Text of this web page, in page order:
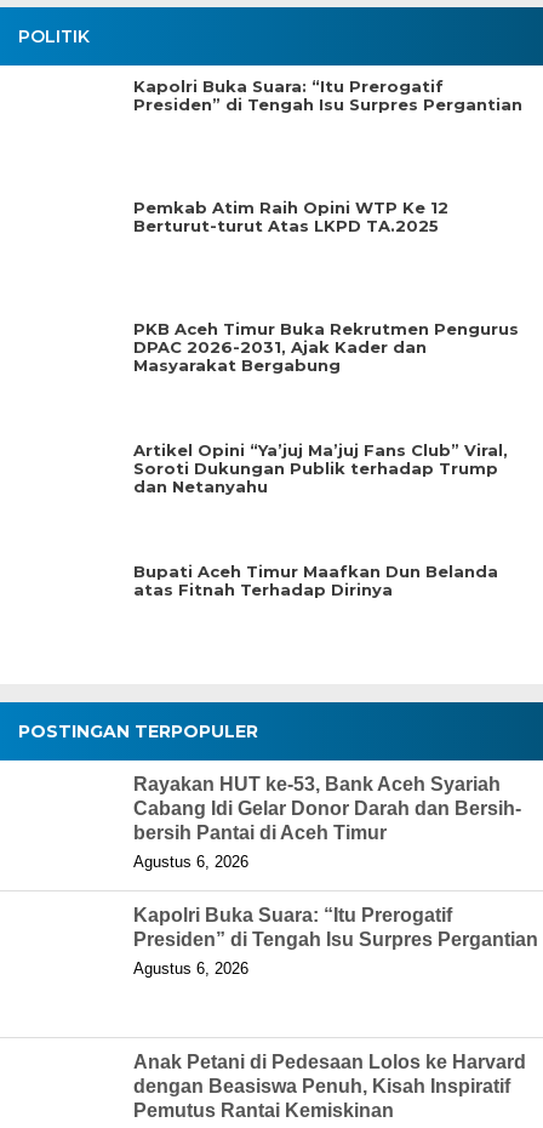
POLITIK
Kapolri Buka Suara: “Itu Prerogatif
Presiden” di Tengah Isu Surpres Pergantian
Pemkab Atim Raih Opini WTP Ke 12
Berturut-turut Atas LKPD TA.2025
PKB Aceh Timur Buka Rekrutmen Pengurus
DPAC 2026-2031, Ajak Kader dan
Masyarakat Bergabung
Artikel Opini “Ya’juj Ma’juj Fans Club” Viral,
Soroti Dukungan Publik terhadap Trump
dan Netanyahu
Bupati Aceh Timur Maafkan Dun Belanda
atas Fitnah Terhadap Dirinya
POSTINGAN TERPOPULER
Rayakan HUT ke-53, Bank Aceh Syariah
Cabang Idi Gelar Donor Darah dan Bersih-
bersih Pantai di Aceh Timur
Agustus 6, 2026
Kapolri Buka Suara: “Itu Prerogatif
Presiden” di Tengah Isu Surpres Pergantian
Agustus 6, 2026
Anak Petani di Pedesaan Lolos ke Harvard
dengan Beasiswa Penuh, Kisah Inspiratif
Pemutus Rantai Kemiskinan